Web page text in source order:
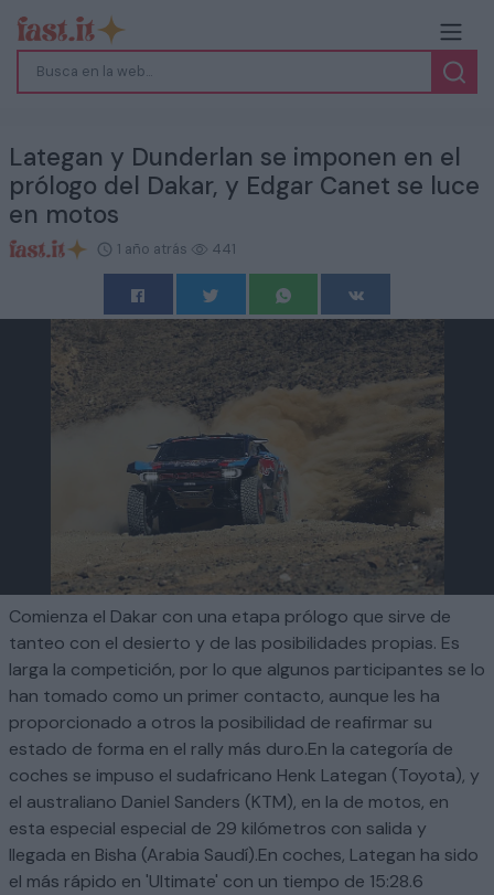
Lategan y Dunderlan se imponen en el
prólogo del Dakar, y Edgar Canet se luce
en motos
1 año atrás 441
Comienza el Dakar con una etapa prólogo que sirve de
tanteo con el desierto y de las posibilidades propias. Es
larga la competición, por lo que algunos participantes se lo
han tomado como un primer contacto, aunque les ha
proporcionado a otros la posibilidad de reafirmar su
estado de forma en el rally más duro.En la categoría de
coches se impuso el sudafricano Henk Lategan (Toyota), y
el australiano Daniel Sanders (KTM), en la de motos, en
esta especial especial de 29 kilómetros con salida y
llegada en Bisha (Arabia Saudí).En coches, Lategan ha sido
el más rápido en 'Ultimate' con un tiempo de 15:28.6